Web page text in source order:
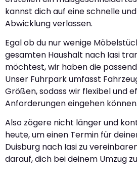
kannst dich auf eine schnelle
Abwicklung verlassen.
Egal ob du nur wenige
gesamten Haushalt nach Iasi
möchtest, wir haben die
Unser Fuhrpark umfasst
Größen, sodass wir flexibel und
Anforderungen eingehen können.
Also zögere nicht länger und
heute, um einen Termin für
Duisburg nach Iasi zu
darauf, dich bei deinem Umzug